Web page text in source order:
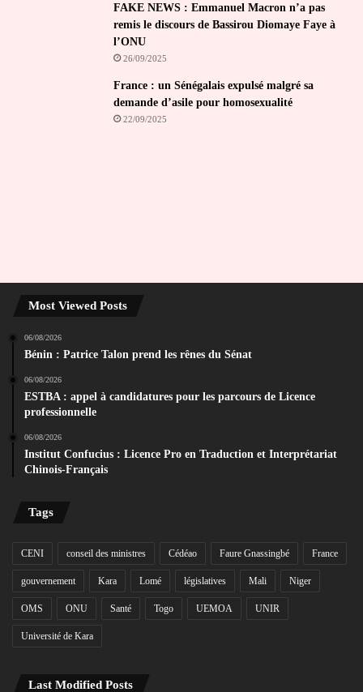
FAKE NEWS : Emmanuel Macron n’a pas
remis le discours de Bassirou Diomaye Faye à
l’ONU
26/09/2025
France : un Sénégalais expulsé malgré sa
demande d’asile pour homosexualité
22/09/2025
Most Viewed Posts
06/08/2026
Bénin : Patrice Talon prend les rênes du Sénat
06/08/2026
ESTBA : appel à candidatures pour les parcours de Licence
professionnelle
06/08/2026
Institut Confucius : Licence Pro en Traduction et Interprétariat
Chinois-Français
Tags
CENI conseil des ministres Cédéao Faure Gnassingbé France
gouvernement Kara Lomé législatives Mali Niger
OMS ONU Santé Togo UEMOA UNIR
Université de Kara
Last Modified Posts